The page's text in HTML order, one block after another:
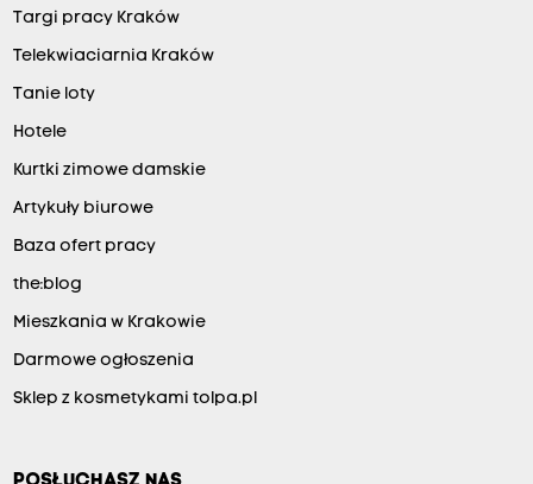
Targi pracy Kraków
Telekwiaciarnia Kraków
Tanie loty
Hotele
Kurtki zimowe damskie
Artykuły biurowe
Baza ofert pracy
the:blog
Mieszkania w Krakowie
Darmowe ogłoszenia
Sklep z kosmetykami tolpa.pl